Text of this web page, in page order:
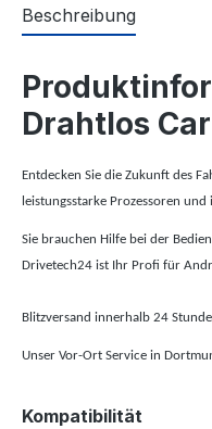
Beschreibung
Drahtlos
Entdecken Sie die Zukunft des
leistungsstarke Prozessoren
Sie brauchen Hilfe bei der
Drivetech24 ist Ihr Profi für
Blitzversand innerhalb 24
Unser Vor-Ort Service in
Kompatibilität